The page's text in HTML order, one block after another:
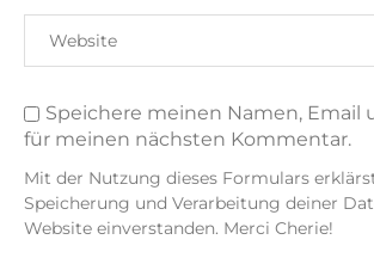
Speichere meinen Namen, Email
für meinen nächsten Kommentar.
Mit der Nutzung dieses Formulars
Speicherung und Verarbeitung deiner
Website einverstanden. Merci Cherie!